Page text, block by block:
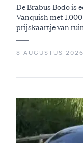
De Brabus Bodo is
Vanquish met
prijskaartje van
8 AUGUSTUS